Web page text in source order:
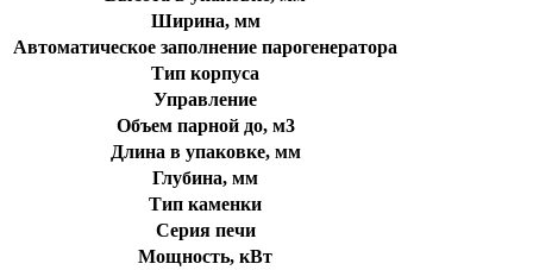
Ширина, мм
Автоматическое заполнение парогенератора
Тип корпуса
Управление
Объем парной до, м3
Длина в упаковке, мм
Глубина, мм
Тип каменки
Серия печи
Мощность, кВт